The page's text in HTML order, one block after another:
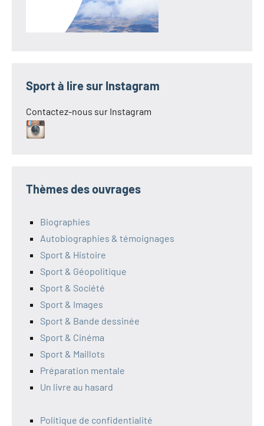
Sport à lire sur Instagram
Contactez-nous sur Instagram
Thèmes des ouvrages
Biographies
Autobiographies & témoignages
Sport & Histoire
Sport & Géopolitique
Sport & Société
Sport & Images
Sport & Bande dessinée
Sport & Cinéma
Sport & Maillots
Préparation mentale
Un livre au hasard
Politique de confidentialité